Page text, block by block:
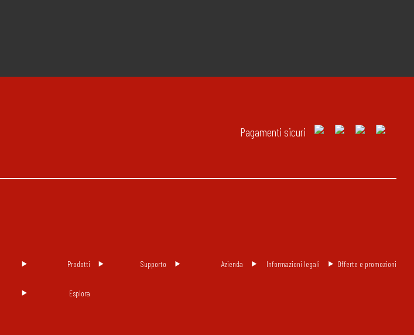
Pagamenti sicuri
Prodotti Supporto Azienda Informazioni legali Offerte e promozioni
Esplora